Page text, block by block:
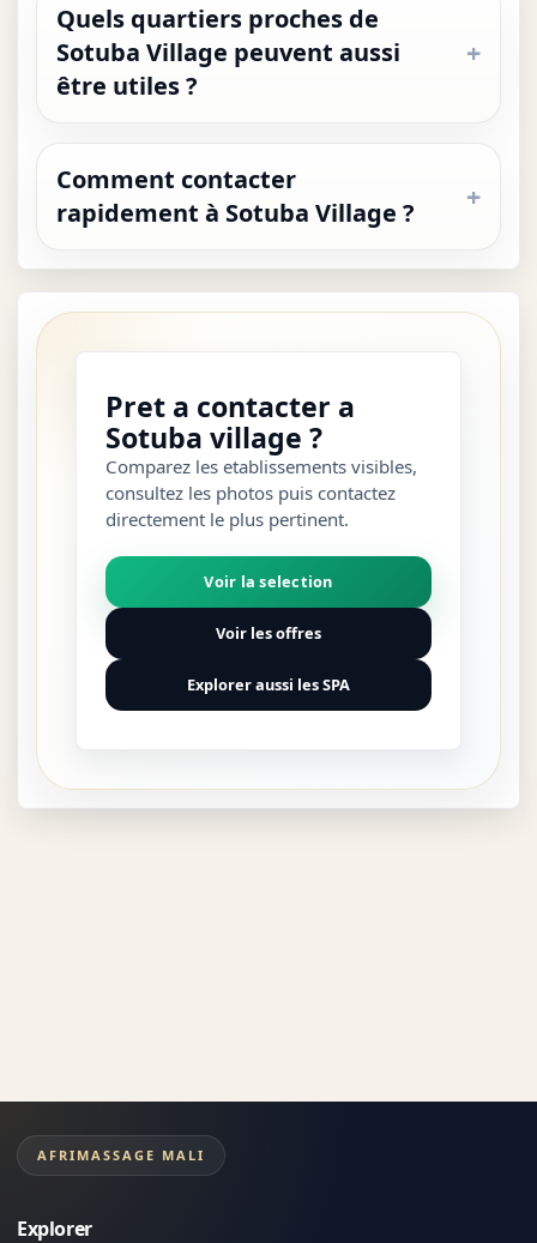
Quels quartiers proches de
Sotuba Village peuvent aussi
être utiles ?
Comment contacter
rapidement à Sotuba Village ?
Pret a contacter a
Sotuba village ?
Comparez les etablissements visibles,
consultez les photos puis contactez
directement le plus pertinent.
Voir la selection
Voir les offres
Explorer aussi les SPA
AFRIMASSAGE MALI
Explorer